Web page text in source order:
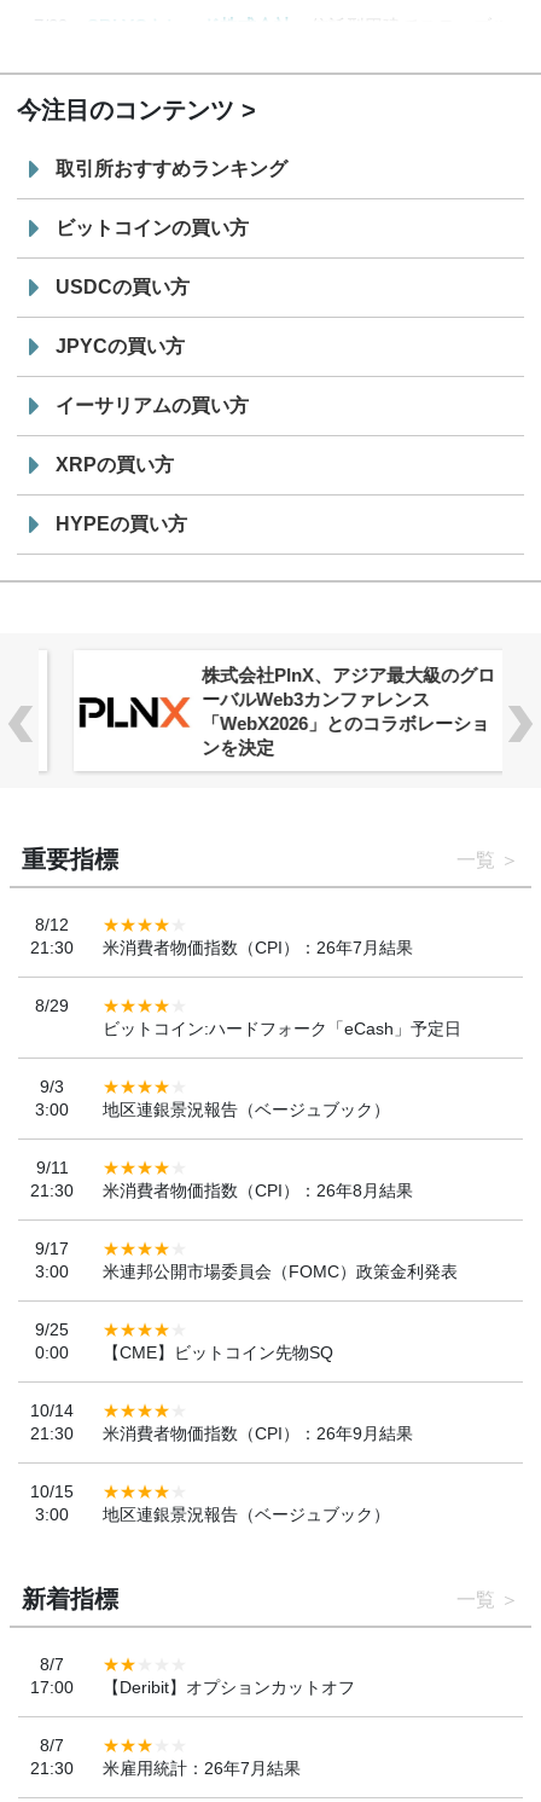
7/29
SBI VCトレード株式会社
信託型円建てステーブル
今注目のコンテンツ
取引所おすすめランキング
ビットコインの買い方
USDCの買い方
JPYCの買い方
イーサリアムの買い方
XRPの買い方
HYPEの買い方
株式会社PlnX、アジア最大級のグロ
ーバルWeb3カンファレンス
「WebX2026」とのコラボレーショ
ンを決定
重要指標 一覧
8/12
21:30
米消費者物価指数（CPI）：26年7月結果
8/29
ビットコイン:ハードフォーク「eCash」予定日
9/3
3:00
地区連銀景況報告（ベージュブック）
9/11
21:30
米消費者物価指数（CPI）：26年8月結果
9/17
3:00
米連邦公開市場委員会（FOMC）政策金利発表
9/25
0:00
【CME】ビットコイン先物SQ
10/14
21:30
米消費者物価指数（CPI）：26年9月結果
10/15
3:00
地区連銀景況報告（ベージュブック）
新着指標 一覧
8/7
17:00
【Deribit】オプションカットオフ
8/7
21:30
米雇用統計：26年7月結果